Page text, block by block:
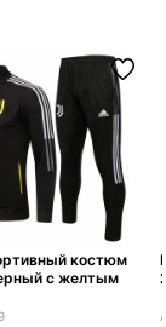
костюм
с желтым